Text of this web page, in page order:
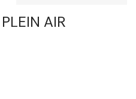
AIR